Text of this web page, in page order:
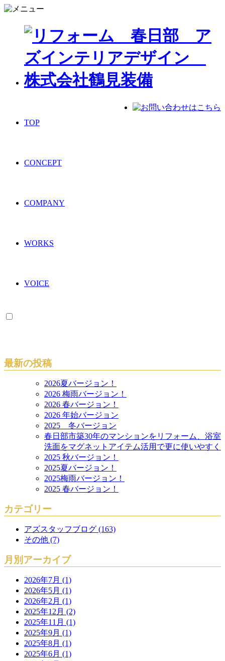
TOP
CONCEPT
COMPANY
WORKS
VOICE
最新の投稿
2026夏バージョン！
2026 梅雨バージョン！
2026 春バージョン！
2026 年始バージョン
2025 冬バージョン
春日部市築30年のマンションをリフォーム、浴室
洗面をマグネットアイテム活用で更に使いやすく
2025 秋バージョン！
2025夏バージョン！
2025梅雨バージョン！
2025 春バージョン！
カテゴリー
アズスタッフブログ (163)
その他 (7)
月別アーカイブ
2026年7月 (1)
2026年5月 (1)
2026年2月 (1)
2025年12月 (2)
2025年11月 (1)
2025年9月 (1)
2025年8月 (1)
2025年6月 (1)